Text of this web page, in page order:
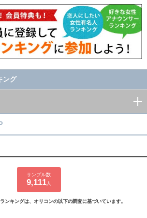
ング
サンプル数
9,111人
ンキングは、オリコンの以下の調査に基づいています。